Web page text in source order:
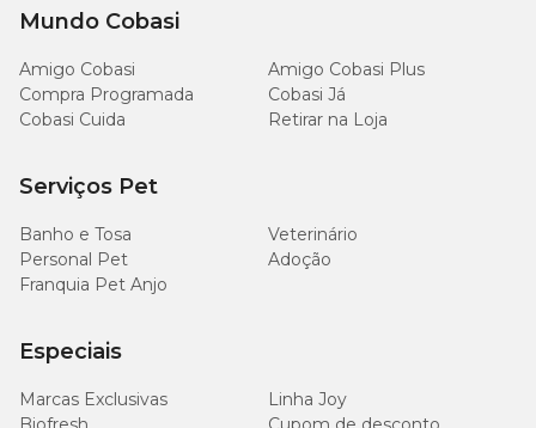
Mundo Cobasi
Amigo Cobasi
Amigo Cobasi Plus
Compra Programada
Cobasi Já
Cobasi Cuida
Retirar na Loja
Serviços Pet
Banho e Tosa
Veterinário
Personal Pet
Adoção
Franquia Pet Anjo
Especiais
Marcas Exclusivas
Linha Joy